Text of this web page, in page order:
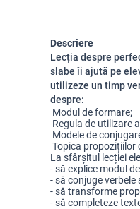
Descriere
Lecția despre
slabe îi ajută pe
utilizeze un timp
despre:
Modul de formare;
Regula de utilizare
Modele de
Topica propozițiilor
La sfârșitul lecției
- să explice modul
- să conjuge
- să transforme
- să completeze